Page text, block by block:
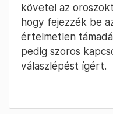
követel az
hogy fejezzék be
értelmetlen
pedig szoros
válaszlépést ígért.